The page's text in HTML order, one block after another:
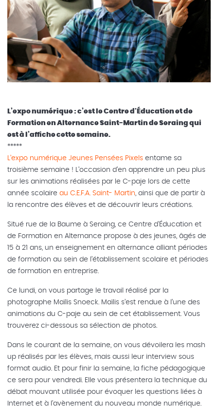
L’expo numérique : c’est le Centre d'Éducation et de
Formation en Alternance Saint-Martin de Seraing qui
est à l’affiche cette semaine.
*****
L’expo numérique Jeunes Pensées Pixels entame sa
troisième semaine ! L’occasion d’en apprendre un peu plus
sur les animations réalisées par le C-paje lors de cette
année scolaire au C.E.F.A. Saint- Martin, ainsi que de partir à
la rencontre des élèves et de découvrir leurs créations.
Situé rue de la Baume à Seraing, ce Centre d'Éducation et
de Formation en Alternance propose à des jeunes, âgés de
15 à 21 ans, un enseignement en alternance alliant périodes
de formation au sein de l’établissement scolaire et périodes
de formation en entreprise.
Ce lundi, on vous partage le travail réalisé par la
photographe Maïlis Snoeck. Maïlis s’est rendue à l’une des
animations du C-paje au sein de cet établissement. Vous
trouverez ci-dessous sa sélection de photos.
Dans le courant de la semaine, on vous dévoilera les mash
up réalisés par les élèves, mais aussi leur interview sous
format audio. Et pour finir la semaine, la fiche pédagogique
ce sera pour vendredi. Elle vous présentera la technique du
débat mouvant utilisée pour évoquer les questions liées à
Internet et à l’avènement du nouveau monde numérique.